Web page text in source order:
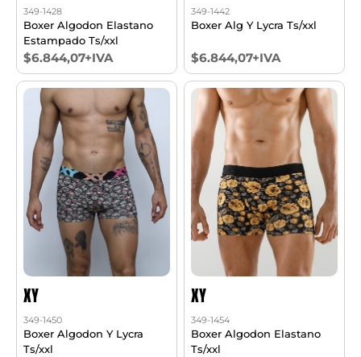
349-1428
Boxer Algodon Elastano
Estampado Ts/xxl
$6.844,07+IVA
349-1442
Boxer Alg Y Lycra Ts/xxl
$6.844,07+IVA
XY
349-1450
Boxer Algodon Y Lycra
Ts/xxl
XY
349-1454
Boxer Algodon Elastano
Ts/xxl